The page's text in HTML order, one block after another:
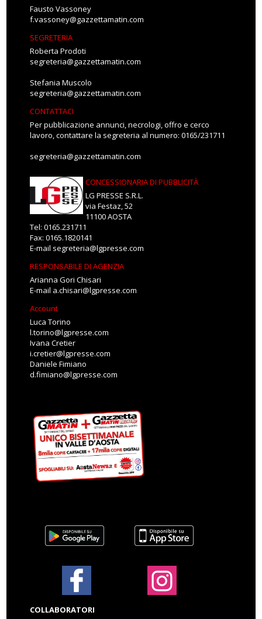
Fausto Vassoney
f.vassoney@gazzettamatin.com
SEGRETERIA
Roberta Prodoti
segreteria@gazzettamatin.com
Stefania Muscolo
segreteria@gazzettamatin.com
CONTATTACI
Per pubblicazione annunci, necrologi, offro e cerco
lavoro, contattare la segreteria al numero: 0165/231711
segreteria@gazzettamatin.com
CONCESSIONARIA DI PUBBLICITÀ
LG PRESSE S.R.L.
via Festaz, 52
11100 AOSTA
Tel: 0165.231711
Fax: 0165.1820141
E-mail segreteria@lgpresse.com
RESPONSABILE DI AGENZIA
Arianna Gori Chisari
E-mail a.chisari@lgpresse.com
Account
Luca Torino
l.torino@lgpresse.com
Ivana Cretier
i.cretier@lgpresse.com
Daniele Fimiano
d.fimiano@lgpresse.com
COLLABORATORI